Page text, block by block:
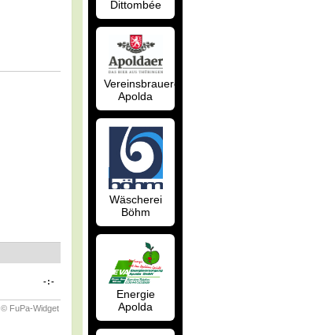
-:-
© FuPa-Widget
Dittombée
Vereinsbrauerei
Apolda
Wäscherei
Böhm
Energie
Apolda